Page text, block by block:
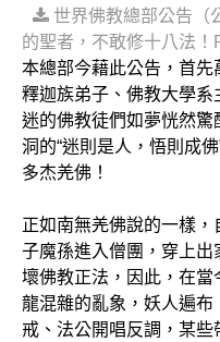
世界佛教總部公告（
的聖者，不敢修十八法！
本總部今藉此公告，首
釋迦族弟子、佛教大學
迷的佛教徒們如夢恍然
洞的“迷則是人，悟則成
多杰羌佛！
正如南無羌佛說的一樣
子魔孫進入僧團，穿上
壞佛教正法，因此，在當
龍混雜的亂象，妖人遍布
戒、法公開唱反調，某